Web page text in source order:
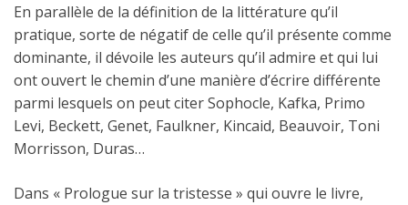
En parallèle de la définition de la littérature qu’il
pratique, sorte de négatif de celle qu’il présente comme
dominante, il dévoile les auteurs qu’il admire et qui lui
ont ouvert le chemin d’une manière d’écrire différente
parmi lesquels on peut citer Sophocle, Kafka, Primo
Levi, Beckett, Genet, Faulkner, Kincaid, Beauvoir, Toni
Morrisson, Duras…
Dans « Prologue sur la tristesse » qui ouvre le livre,